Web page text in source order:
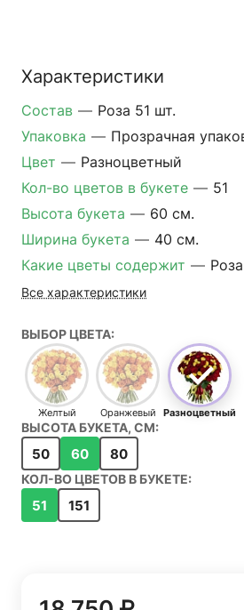
Характеристики
Состав — Роза 51 шт.
Упаковка — Прозрачная
Цвет — Разноцветный
Кол-во цветов в букете — 51
Высота букета — 60 см.
Ширина букета — 40 см.
Какие цветы содержит — Роза
Все характеристики
ВЫБОР ЦВЕТА:
Желтый Оранжевый Разноцветный
ВЫСОТА БУКЕТА, СМ:
50 60 80
КОЛ-ВО ЦВЕТОВ В БУКЕТЕ:
51 151